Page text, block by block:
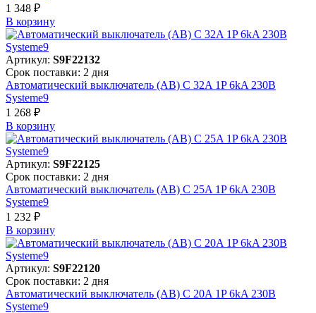
1 348 ₽
В корзинy
Артикул: S9F22132
Срок поставки: 2 дня
Автоматический выключатель (АВ) C 32A 1P 6kA 230В
Systeme9
1 268 ₽
В корзинy
Артикул: S9F22125
Срок поставки: 2 дня
Автоматический выключатель (АВ) C 25A 1P 6kA 230В
Systeme9
1 232 ₽
В корзинy
Артикул: S9F22120
Срок поставки: 2 дня
Автоматический выключатель (АВ) C 20A 1P 6kA 230В
Systeme9